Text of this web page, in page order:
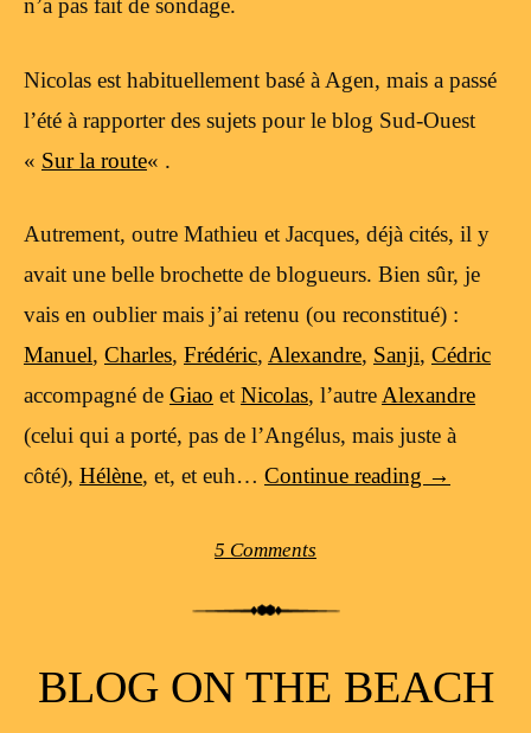
n’a pas fait de sondage.
Nicolas est habituellement basé à Agen, mais a passé
l’été à rapporter des sujets pour le blog Sud-Ouest
« Sur la route« .
Autrement, outre Mathieu et Jacques, déjà cités, il y
avait une belle brochette de blogueurs. Bien sûr, je
vais en oublier mais j’ai retenu (ou reconstitué) :
Manuel, Charles, Frédéric, Alexandre, Sanji, Cédric
accompagné de Giao et Nicolas, l’autreAlexandre
(celui qui a porté, pas de l’Angélus, mais juste à
côté), Hélène, et, et euh… Continue reading →
5 Comments
BLOG ON THE BEACH